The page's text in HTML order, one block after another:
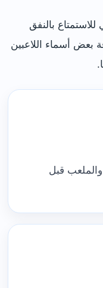
بالنفق
بعض أسماء اللاعبين
قبل